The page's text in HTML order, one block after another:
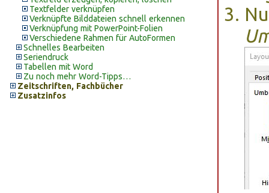
Textfelder verknüpfen
Verknüpfte Bilddateien schnell erkennen
Verknüpfung mit PowerPoint-Folien
Verschiedene Rahmen für AutoFormen
Schnelles Bearbeiten
Seriendruck
Tabellen mit Word
Zu noch mehr Word-Tipps…
Zeitschriften, Fachbücher
Zusatzinfos